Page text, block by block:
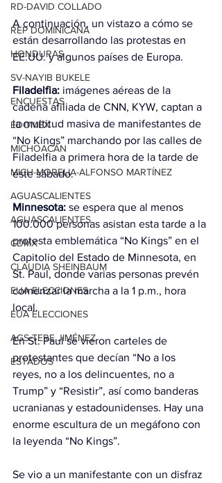
RD-DAVID COLLADO
REP DOMINICANA
HONDURAS
SV-NAYIB BUKELE
ENCUESTAS
EDOMEX
MICHOACÁN
MICH-MORELIA-ALFONSO MARTÍNEZ
AGUASCALIENTES
AGUASCALIENTES
CDMX
CLAUDIA SHEINBAUM
EUA ELECCIONES
EUA ELECCIONES
AGS-TERE JIMÉNEZ
ESTADOS
A continuación, un vistazo a cómo se
están desarrollando las protestas en
EE.UU. y algunos países de Europa.
Filadelfia: imágenes aéreas de la
cadena afiliada de CNN, KYW, captan a
la multitud masiva de manifestantes de
“No Kings” marchando por las calles de
Filadelfia a primera hora de la tarde de
este sábado.
Minnesota: se espera que al menos
100.000 personas asistan esta tarde a la
protesta emblemática “No Kings” en el
Capitolio del Estado de Minnesota, en
St. Paul, donde varias personas prevén
comenzar la marcha a la 1 p.m., hora
local.
En St. Paul se vieron carteles de
protestantes que decían “No a los
reyes, no a los delincuentes, no a
Trump” y “Resistir”, así como banderas
ucranianas y estadounidenses. Hay una
enorme escultura de un megáfono con
la leyenda “No Kings”.
Se vio a un manifestante con un disfraz